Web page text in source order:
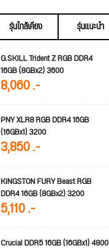
รุ่นใกล้เคียง
รุ่นแนะนำ
G.SKILL Trident Z RGB DDR4
16GB (8GBx2) 3600
8,060 .-
PNY XLR8 RGB DDR4 16GB
(16GBx1) 3200
3,850 .-
KINGSTON FURY Beast RGB
DDR4 16GB (8GBx2) 3200
5,110 .-
Crucial DDR5 16GB (16GBx1) 4800